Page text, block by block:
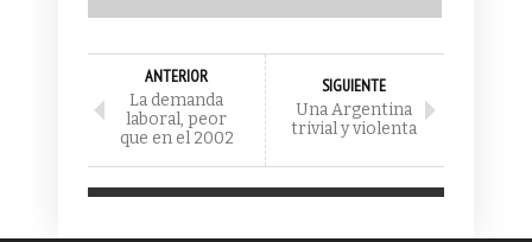
ANTERIOR
La demanda
laboral, peor
que en el 2002
SIGUIENTE
Una Argentina
trivial y violenta